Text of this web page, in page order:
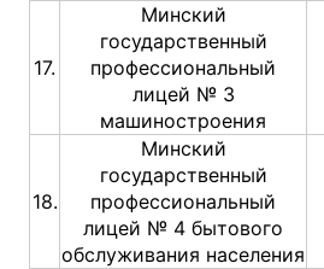
17.
Минский
государственный
профессиональный
лицей № 3
машиностроения
18.
Минский
государственный
профессиональный
лицей № 4 бытового
обслуживания населения